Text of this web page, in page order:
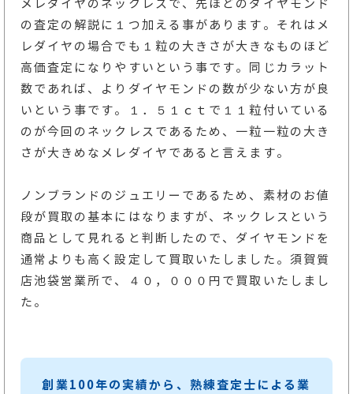
メレダイヤのネックレスで、先ほどのダイヤモンド
の査定の解説に１つ加える事があります。それはメ
レダイヤの場合でも１粒の大きさが大きなものほど
高価査定になりやすいという事です。同じカラット
数であれば、よりダイヤモンドの数が少ない方が良
いという事です。１．５１ｃｔで１１粒付いている
のが今回のネックレスであるため、一粒一粒の大き
さが大きめなメレダイヤであると言えます。
ノンブランドのジュエリーであるため、素材のお値
段が買取の基本にはなりますが、ネックレスという
商品として見れると判断したので、ダイヤモンドを
通常よりも高く設定して買取いたしました。須賀質
店池袋営業所で、４０，０００円で買取いたしまし
た。
創業100年の実績から、熟練査定士による業